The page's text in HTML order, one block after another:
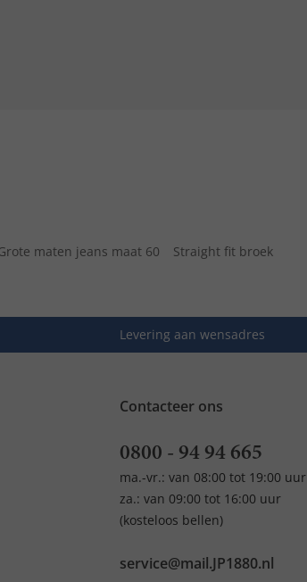
maten jeans maat 60
Straight fit broek
Levering aan wensadres
Contacteer ons
0800 - 94 94 665
ma.-vr.: van 08:00 tot 19:00 uur
za.: van 09:00 tot 16:00 uur
(kosteloos bellen)
service@mail.JP1880.nl